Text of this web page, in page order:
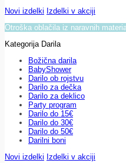
Novi izdelki Izdelki v akciji
Otroška oblačila iz naravnih
Kategorija Darila
Božična darila
BabyShower
Darilo ob rojstvu
Darilo za dečka
Darilo za deklico
Party program
Darilo do 15€
Darilo do 30€
Darilo do 50€
Darilni boni
Novi izdelki Izdelki v akciji